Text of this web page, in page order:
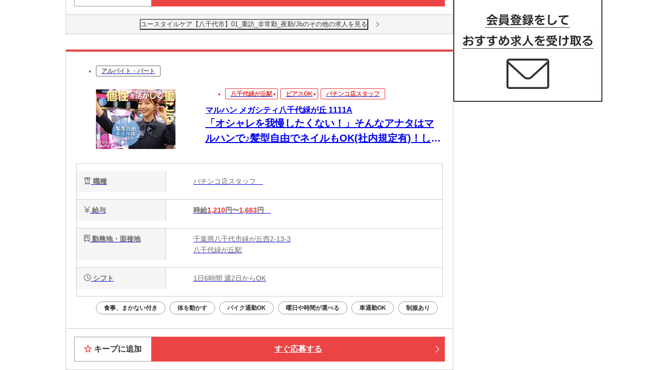
ユースタイルケア【八千代市】01_重訪_非常勤_夜勤/Jbのその他の求人を見る
アルバイト・パート
八千代緑が丘駅 ピアスOK パチンコ店スタッフ
マルハン メガシティ八千代緑が丘 1111A
「オシャレを我慢したくない！」そんなアナタはマ
ルハンで♪髪型自由でネイルもOK(社内規定有)！しか
職種 パチンコ店スタッフ
給与 時給1,210円〜1,663円
勤務地・面接地
千葉県八千代市緑が丘西2-13-3
八千代緑が丘駅
シフト 1日6時間 週2日からOK
食事、まかない付き 体を動かす バイク通勤OK 曜日や時間が選べる 車通勤OK 制服あり
キープに追加 すぐ応募する